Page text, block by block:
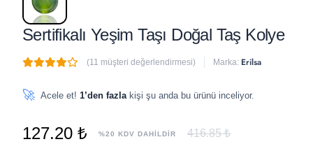
Sertifikalı Yeşim Taşı Doğal Taş Kolye
(11 müşteri değerlendirmesi) Marka: Erilsa
🚀 Acele et! 1’den fazla kişi şu anda bu ürünü inceliyor.
127.20 ₺ %20 KDV DAHİLDİR 416.85 ₺